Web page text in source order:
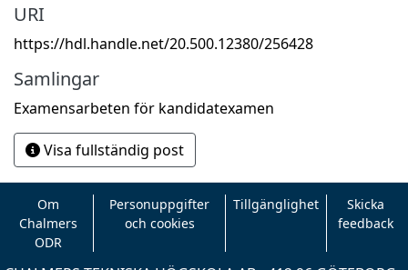
URI
https://hdl.handle.net/20.500.12380/256428
Samlingar
Examensarbeten för kandidatexamen
Visa fullständig post
Om
Chalmers
ODR
Personuppgifter
och cookies
Tillgänglighet
Skicka
feedback